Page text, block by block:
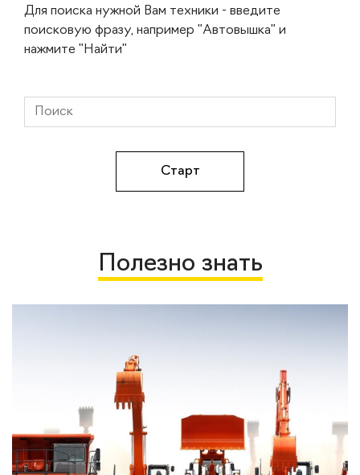
Для поиска нужной Вам техники - введите
поисковую фразу, например "Автовышка" и
нажмите "Найти"
Полезно знать